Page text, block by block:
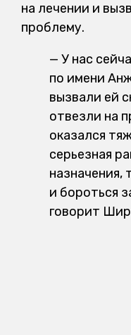
на лечении и
проблему.
— У нас
по имени
вызвали ей
отвезли на
оказался
серьезная
назначения,
и бороться
говорит